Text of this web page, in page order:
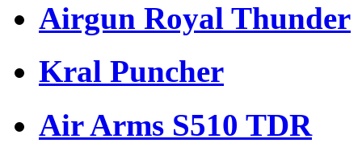
Airgun Royal Thunder
Kral Puncher
Air Arms S510 TDR